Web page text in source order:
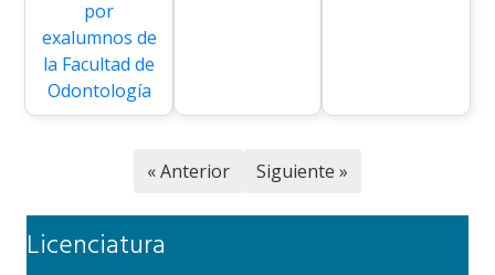
« Anterior Siguiente »
Licenciatura